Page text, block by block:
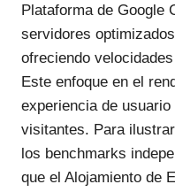
Plataforma de Google
servidores
ofreciendo
Este enfoque en el
experiencia de
visitantes. Para
los benchmarks
que el Alojamiento de